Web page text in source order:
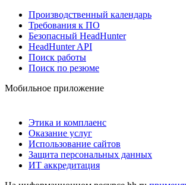
Производственный календарь
Требования к ПО
Безопасный HeadHunter
HeadHunter API
Поиск работы
Поиск по резюме
Мобильное приложение
Этика и комплаенс
Оказание услуг
Использование сайтов
Защита персональных данных
ИТ аккредитация